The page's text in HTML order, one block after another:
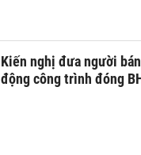
Kiến nghị đưa người
động công trình đóng